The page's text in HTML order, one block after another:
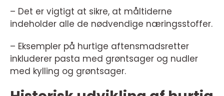
– Det er vigtigt at sikre, at måltiderne
indeholder alle de nødvendige næringsstoffer.
– Eksempler på hurtige aftensmadsretter
inkluderer pasta med grøntsager og nudler
med kylling og grøntsager.